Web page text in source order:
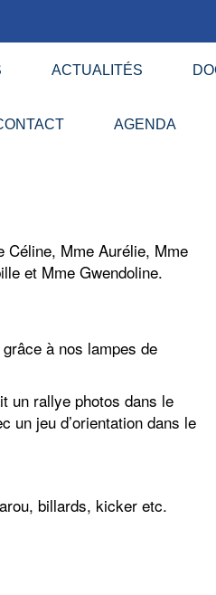
ACTUALITÉS
AGENDA
Céline, Mme Aurélie, Mme
et Mme Gwendoline.
à nos lampes de
un rallye photos dans le
un jeu d’orientation dans le
billards, kicker etc.